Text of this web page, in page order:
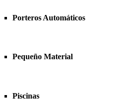
Porteros Automáticos
Pequeño Material
Piscinas